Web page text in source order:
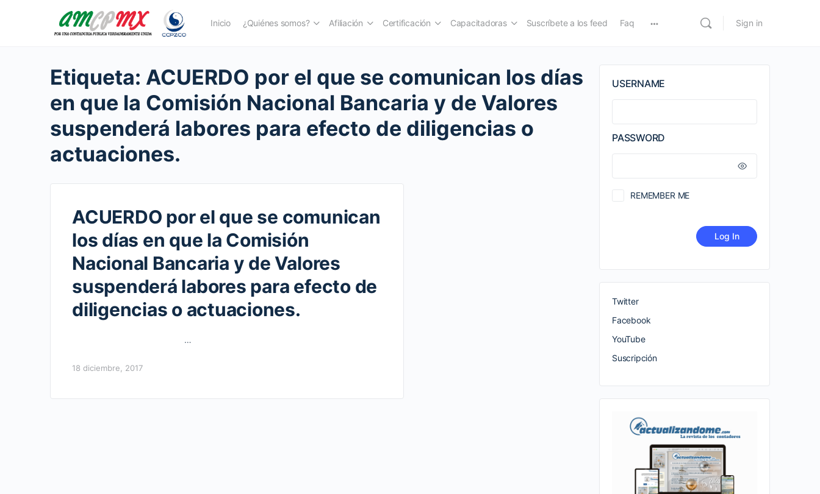
Inicio ¿Quiénes somos? Afiliación Certificación Capacitadoras Suscríbete a los feed Faq Sign in
Etiqueta: ACUERDO por el que se comunican los días
en que la Comisión Nacional Bancaria y de Valores
suspenderá labores para efecto de diligencias o
actuaciones.
ACUERDO por el que se comunican
los días en que la Comisión
Nacional Bancaria y de Valores
suspenderá labores para efecto de
diligencias o actuaciones.
…
18 diciembre, 2017
USERNAME
PASSWORD
REMEMBER ME
Twitter
Facebook
YouTube
Suscripción